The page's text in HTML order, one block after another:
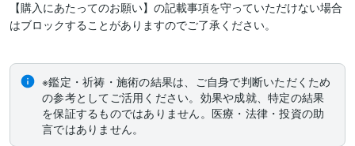
【購入にあたってのお願い】の記載事項を守っていただけない場合
はブロックすることがありますのでご了承ください。
※鑑定・祈祷・施術の結果は、ご自身で判断いただくため
の参考としてご活用ください。効果や成就、特定の結果
を保証するものではありません。医療・法律・投資の助
言ではありません。